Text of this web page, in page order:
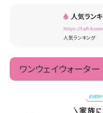
人気ラン
人気ランキング
ワンウェイウォーター